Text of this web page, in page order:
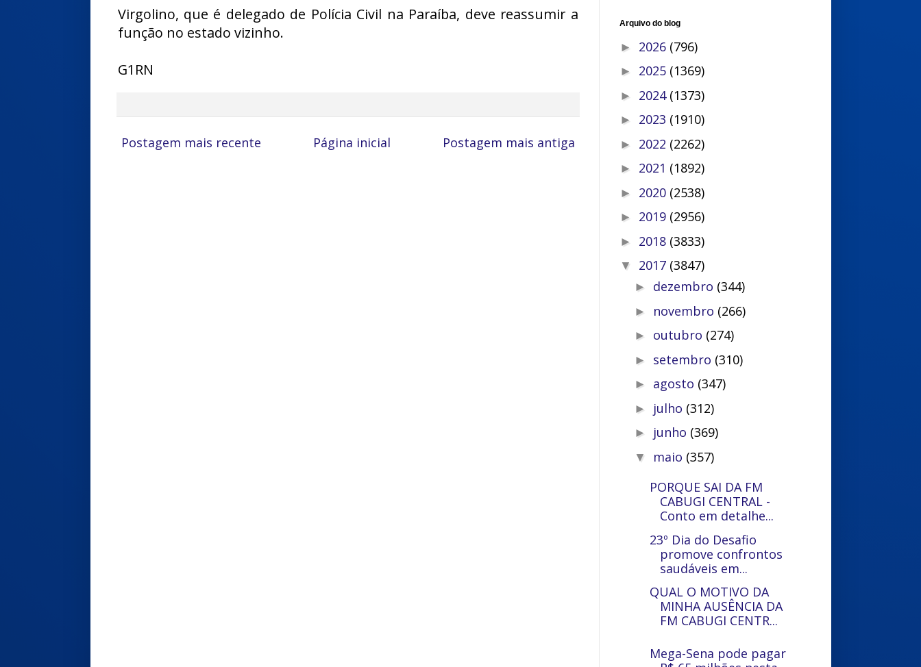
Virgolino, que é delegado de Polícia Civil na Paraíba, deve reassumir a
função no estado vizinho.
G1RN
Postagem mais recente Postagem mais antiga
Página inicial
Arquivo do blog
► 2026 (796)
► 2025 (1369)
► 2024 (1373)
► 2023 (1910)
► 2022 (2262)
► 2021 (1892)
► 2020 (2538)
► 2019 (2956)
► 2018 (3833)
▼ 2017 (3847)
► dezembro (344)
► novembro (266)
► outubro (274)
► setembro (310)
► agosto (347)
► julho (312)
► junho (369)
▼ maio (357)
PORQUE SAI DA FM
CABUGI CENTRAL -
Conto em detalhe...
23º Dia do Desafio
promove confrontos
saudáveis em...
QUAL O MOTIVO DA
MINHA AUSÊNCIA DA
FM CABUGI CENTR...
Mega-Sena pode pagar